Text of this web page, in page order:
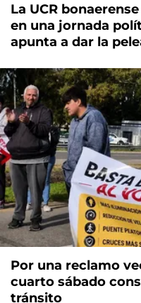
La UCR
en una jornada
apunta a dar la
Por una reclamo
cuarto sábado
tránsito